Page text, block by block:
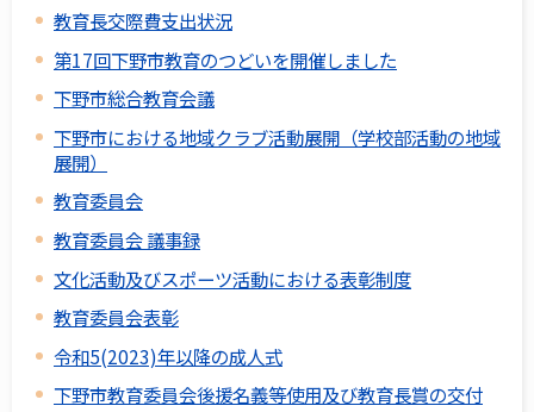
教育長交際費支出状況
第17回下野市教育のつどいを開催しました
下野市総合教育会議
下野市における地域クラブ活動展開（学校部活動の地域
展開）
教育委員会
教育委員会 議事録
文化活動及びスポーツ活動における表彰制度
教育委員会表彰
令和5(2023)年以降の成人式
下野市教育委員会後援名義等使用及び教育長賞の交付